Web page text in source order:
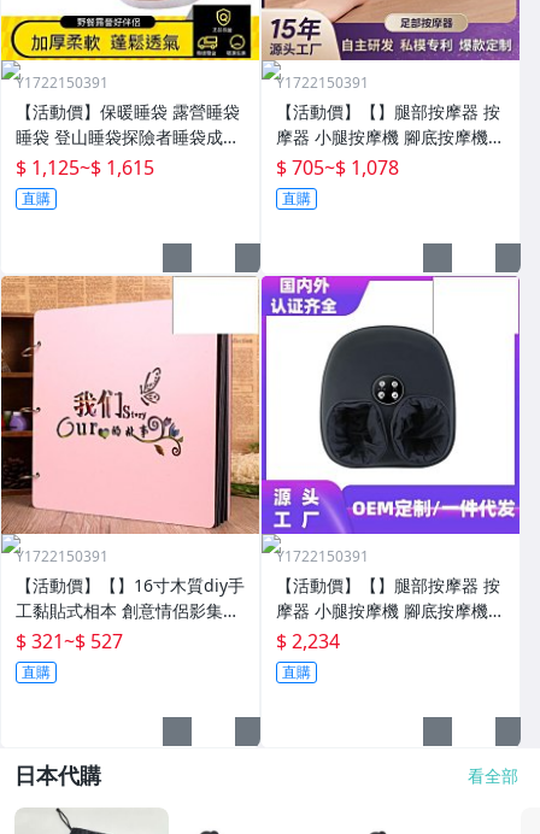
Y1722150391
【活動價】保暖睡袋 露營睡袋
睡袋 登山睡袋探險者睡袋成人
冬季加厚防寒加大戶外露營大
人抗寒四季通用款保暖
$ 1,125~$ 1,615
直購
Y1722150391
【活動價】【】腿部按摩器 按
摩器 小腿按摩機 腳底按摩機
深層按摩儀 小腿按摩儀全自動
揉捏腿部按摩器全腿底腳熱敷
腳部足底
$ 705~$ 1,078
直購
Y1722150391
【活動價】【】16寸木質diy手
工黏貼式相本 創意情侶影集紀
念收藏冊送男女朋友
$ 321~$ 527
直購
Y1722150391
【活動價】【】腿部按摩器 按
摩器 小腿按摩機 腳底按摩機
深層按摩軟體全自動足療機穴
位揉捏家用按腳器腳部腿部足
底足部腳底
$ 2,234
直購
日本代購 看全部